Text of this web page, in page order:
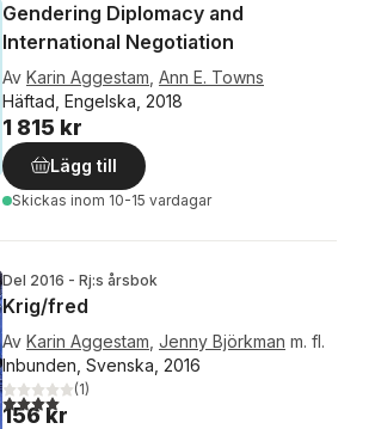
Gendering Diplomacy and
International Negotiation
Av Karin Aggestam Ann E. Towns
Häftad, Engelska, 2018
1 815 kr
Lägg till
Skickas inom 10-15 vardagar
Del 2016 - Rj:s årsbok
Krig/fred
Av Karin Aggestam Jenny Björkman m. fl.
Inbunden, Svenska, 2016
4,0utav 5 stjärnor. Totalt antal röster:
(1)
156 kr